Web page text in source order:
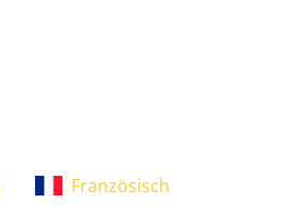
Französisch